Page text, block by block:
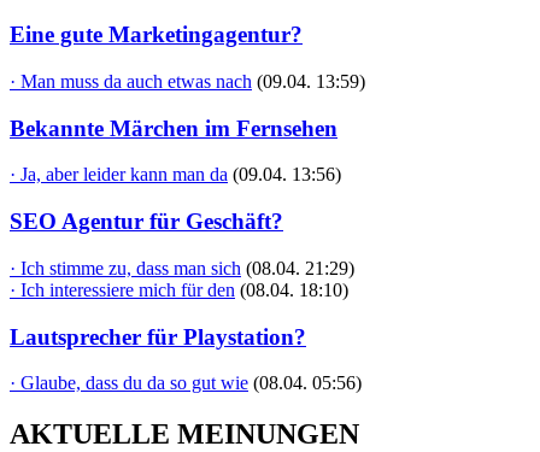
Eine gute Marketingagentur?
· Man muss da auch etwas nach (09.04. 13:59)
Bekannte Märchen im Fernsehen
· Ja, aber leider kann man da (09.04. 13:56)
SEO Agentur für Geschäft?
· Ich stimme zu, dass man sich (08.04. 21:29)
· Ich interessiere mich für den (08.04. 18:10)
Lautsprecher für Playstation?
· Glaube, dass du da so gut wie (08.04. 05:56)
AKTUELLE MEINUNGEN